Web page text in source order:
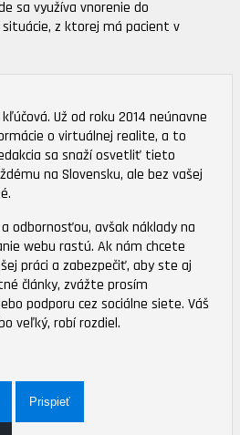
sa využíva vnorenie do
z ktorej má pacient v
Už od roku 2014 neúnavne
o virtuálnej realite, a to
sa snaží osvetliť tieto
na Slovensku, ale bez vašej
odbornosťou, avšak náklady na
webu rastú. Ak nám chcete
práci a zabezpečiť, aby ste aj
články, zvážte prosím
podporu cez sociálne siete. Váš
veľký, robí rozdiel.
Prispieť